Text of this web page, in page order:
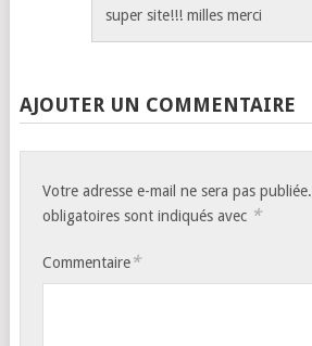
super site!!! milles merci
AJOUTER UN COMMENTAIRE
Votre adresse e-mail ne sera pas publiée.
obligatoires sont indiqués avec *
Commentaire*